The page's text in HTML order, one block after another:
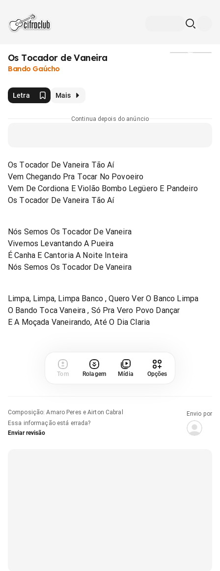
Os Tocador de Vaneira
Bando Gaúcho
Letra Mais
Continua depois do anúncio
Os Tocador De Vaneira Tão Aí
Vem Chegando Pra Tocar No Povoeiro
Vem De Cordiona E Violão Bombo Legüero E Pandeiro
Os Tocador De Vaneira Tão Aí
Nós Semos Os Tocador De Vaneira
Vivemos Levantando A Pueira
É Canha E Cantoria A Noite Inteira
Nós Semos Os Tocador De Vaneira
Limpa, Limpa, Limpa Banco , Quero Ver O Banco Limpa
O Bando Toca Vaneira , Só Pra Vero Povo Dançar
E A Moçada Vaneirando, Até O Dia Claria
Tom Rolagem Mídia Opções
Composição:Amaro Peres e Airton Cabral
Essa informação está errada?
Enviar revisão
Envio por